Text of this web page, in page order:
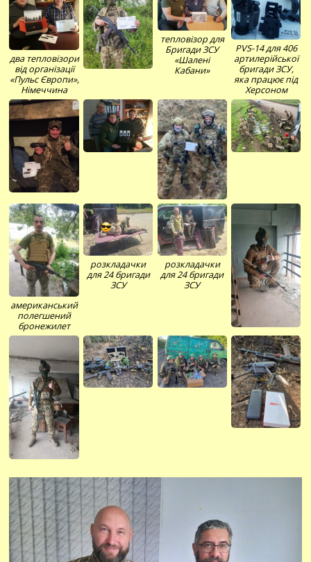
два тепловізори
від організації
«Пульс Європи»,
Німеччина
тепловізор для
Бригади ЗСУ
«Шалені
Кабани»
PVS-14 для 406
артилерійської
бригади ЗСУ,
яка працює під
Херсоном
американський
полегшений
бронежилет
розкладачки
для 24 бригади
ЗСУ
розкладачки
для 24 бригади
ЗСУ